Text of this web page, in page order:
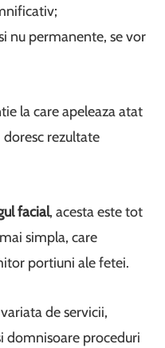
nu permanente, se vor
la care apeleaza atat
rezultate
facial, acesta este tot
simpla, care
portiuni ale fetei.
de servicii,
domnisoare proceduri